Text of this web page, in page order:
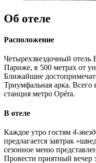
Об отеле
Расположение
Четырехзвездочный отель
Париже, в 500 метрах от
Ближайшие
Триумфальная арка. Всего
станция метро Opéra.
В отеле
Каждое утро гостям 4-
предлагается завтрак
сезонное меню
Провести приятный вечер